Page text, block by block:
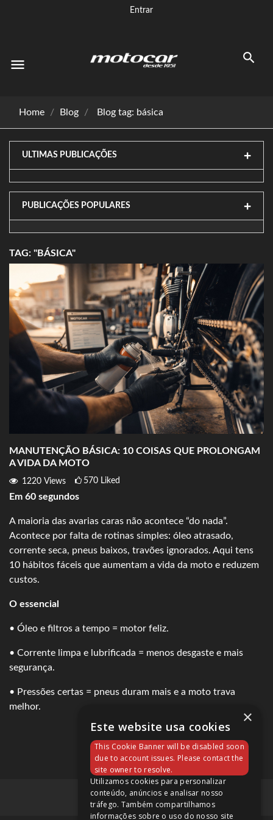
Entrar
menu
Home Blog Blog tag: básica
ULTIMAS PUBLICAÇÕES
PUBLICAÇÕES POPULARES
TAG: "BÁSICA"
MANUTENÇÃO BÁSICA: 10 COISAS QUE PROLONGAM
A VIDA DA MOTO
1220 Views 570 Liked
Em 60 segundos
A maioria das avarias caras não acontece “do nada”.
Acontece por falta de rotinas simples: óleo atrasado,
corrente seca, pneus baixos, travões ignorados. Aqui tens
10 hábitos fáceis que aumentam a vida da moto e reduzem
custos.
O essencial
• Óleo e filtros a tempo = motor feliz.
• Corrente limpa e lubrificada = menos desgaste e mais
segurança.
• Pressões certas = pneus duram mais e a moto trava
melhor.
×
Este website usa cookies
This Cookie Banner will be disabled soon
due to account issues. Please contact the
site owner to resolve.
Utilizamos cookies para personalizar
conteúdo, anúncios e analisar nosso
tráfego. Também compartilhamos
informações sobre o uso do nosso site